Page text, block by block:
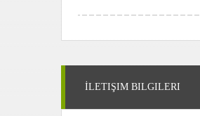
İLETIŞIM BILGILERI